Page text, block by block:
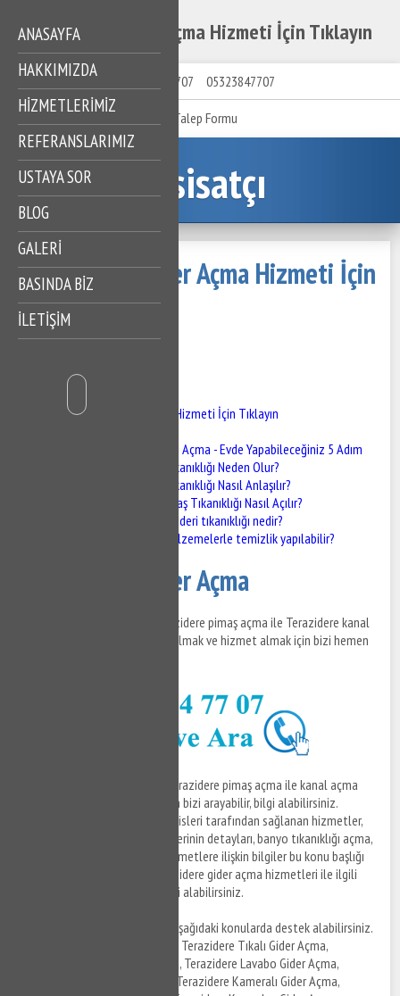
Terazidere Gider Açma Hizmeti İçin Tıklayın
ANASAYFA
HAKKIMIZDA
HIZMETLERIMIZ
REFERANSLARIMIZ
USTAYA SOR
BLOG
GALERİ
BASINDA BİZ
İLETİŞİM
05323847707 05323847707
Talep Formu
Tesisatçı
Terazidere Gider Açma Hizmeti İçin
Tıklayın
İçindekiler
Terazidere Gider Açma Hizmeti İçin Tıklayın
Pimaş Tıkanıklığı Açma - Evde Yapabileceğiniz 5 Adım
Pimaş Tıkanıklığı Neden Olur?
Pimaş Tıkanıklığı Nasıl Anlaşılır?
Evde Pimaş Tıkanıklığı Nasıl Açılır?
Mutfak gideri tıkanıklığı nedir?
Hangi malzemelerle temizlik yapılabilir?
Terazidere Gider Açma
Terazidere gider açma ve Terazidere pimaş açma ile Terazidere kanal
açma hizmetleri ile ilgili bilgi almak ve hizmet almak için bizi hemen
ve Terazidere pimaş açma ile kanal açma
hizmetleri ile ilgili detaylar için bizi arayabilir, bilgi alabilirsiniz.
Terazidere tıkanıklık açma servisleri tarafından sağlanan hizmetler,
sunulan tıkanıklık açma servislerinin detayları, banyo tıkanıklığı açma,
klozet tıkanıklığı açma gibi hizmetlere ilişkin bilgiler bu konu başlığı
altında listelenmektedir. Terazidere gider açma hizmetleri ile ilgili
detaylar için bizi arayabilir, bilgi alabilirsiniz.
Terazidere gider açma olarak aşağıdaki konularda destek alabilirsiniz.
Terazidere Mutfak Gider Açma, Terazidere Tıkalı Gider Açma,
Terazidere Tuvalet Gider Açma, Terazidere Lavabo Gider Açma,
Terazidere Banyo Gider Açma, Terazidere Kameralı Gider Açma,